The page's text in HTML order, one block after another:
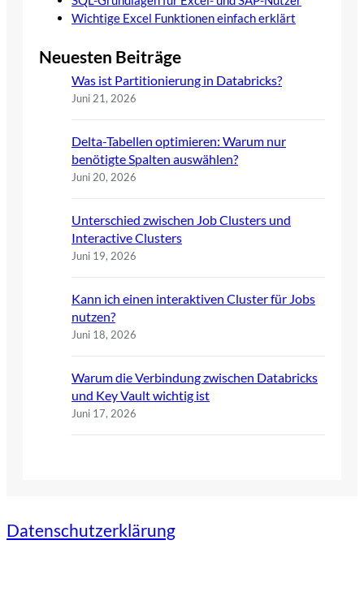
Wichtige Excel Funktionen einfach erklärt
Neuesten Beiträge
Was ist Partitionierung in Databricks?
Juni 21, 2026
Delta-Tabellen optimieren: Warum nur
benötigte Spalten auswählen?
Juni 20, 2026
Unterschied zwischen Job Clusters und
Interactive Clusters
Juni 19, 2026
Kann ich einen interaktiven Cluster für Jobs
nutzen?
Juni 18, 2026
Warum die Verbindung zwischen Databricks
und Key Vault wichtig ist
Juni 17, 2026
Datenschutzerklärung